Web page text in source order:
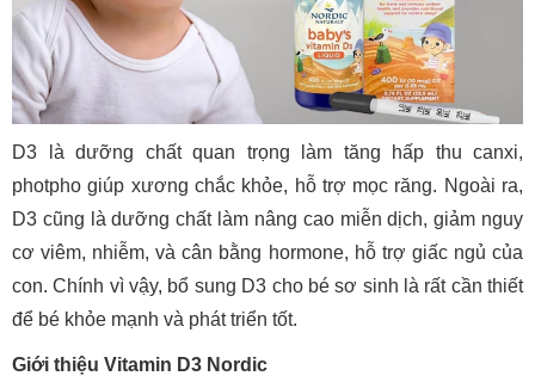
D3 là dưỡng chất quan trọng làm tăng hấp thu canxi,
photpho giúp xương chắc khỏe, hỗ trợ mọc răng. Ngoài ra,
D3 cũng là dưỡng chất làm nâng cao miễn dịch, giảm nguy
cơ viêm, nhiễm, và cân bằng hormone, hỗ trợ giấc ngủ của
con. Chính vì vậy, bổ sung D3 cho bé sơ sinh là rất cần thiết
để bé khỏe mạnh và phát triển tốt.
Giới thiệu Vitamin D3 Nordic